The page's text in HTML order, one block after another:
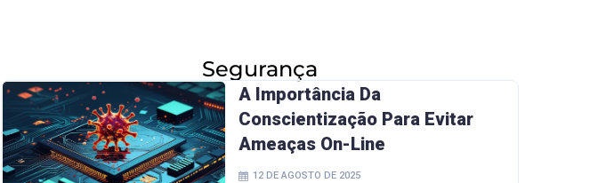
Segurança
A Importância Da
Conscientização Para Evitar
Ameaças On-Line
12 DE AGOSTO DE 2025